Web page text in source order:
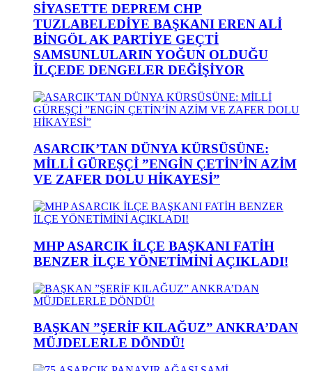
SİYASETTE DEPREM CHP
TUZLABELEDİYE BAŞKANI EREN ALİ
BİNGÖL AK PARTİYE GEÇTİ
SAMSUNLULARIN YOĞUN OLDUĞU
İLÇEDE DENGELER DEĞİŞİYOR
ASARCIK’TAN DÜNYA KÜRSÜSÜNE:
MİLLİ GÜREŞÇİ ”ENGİN ÇETİN’İN AZİM
VE ZAFER DOLU HİKAYESİ”
MHP ASARCIK İLÇE BAŞKANI FATİH
BENZER İLÇE YÖNETİMİNİ AÇIKLADI!
BAŞKAN ”ŞERİF KILAĞUZ” ANKRA’DAN
MÜJDELERLE DÖNDÜ!